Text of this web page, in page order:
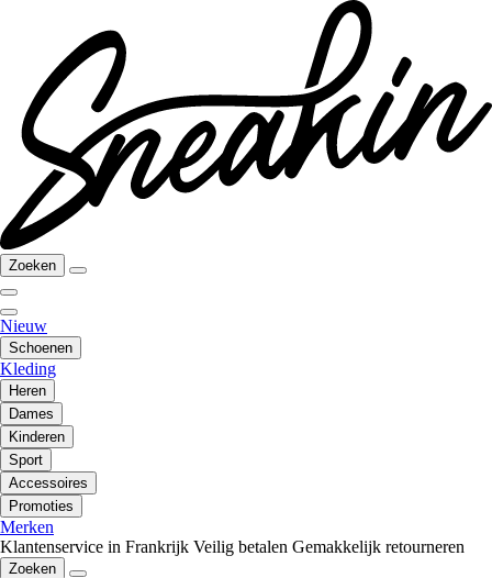
Zoeken
Nieuw
Schoenen
Kleding
Heren
Dames
Kinderen
Sport
Accessoires
Promoties
Merken
Klantenservice in Frankrijk Veilig betalen Gemakkelijk retourneren
Zoeken